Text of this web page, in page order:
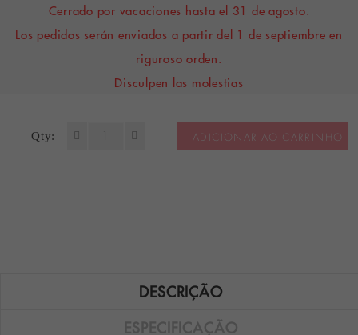
Cerrado por vacaciones hasta el 31 de agosto.
Los pedidos serán enviados a partir del 1 de septiembre en
riguroso orden.
Disculpen las molestias
Qty: ADICIONAR AO CARRINHO
DESCRIÇÃO
ESPECIFICAÇÃO